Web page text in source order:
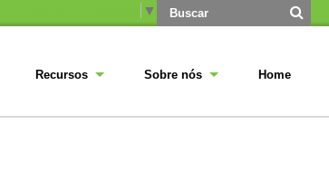
▼
Recursos Sobre nós Home